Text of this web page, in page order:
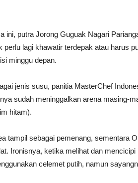
ini, putra Jorong Guguak Nagari
perlu lagi khawatir terdepak atau harus
minggu depan.
jenis susu, panitia MasterChef
sudah meninggalkan arena masing-
hitam).
tampil sebagai pemenang, sementara
Ironisnya, ketika melihat dan
celemet putih, namun